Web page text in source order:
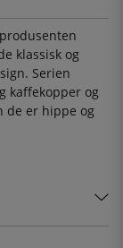
klassisk og
Serien
kaffekopper og
de er hippe og